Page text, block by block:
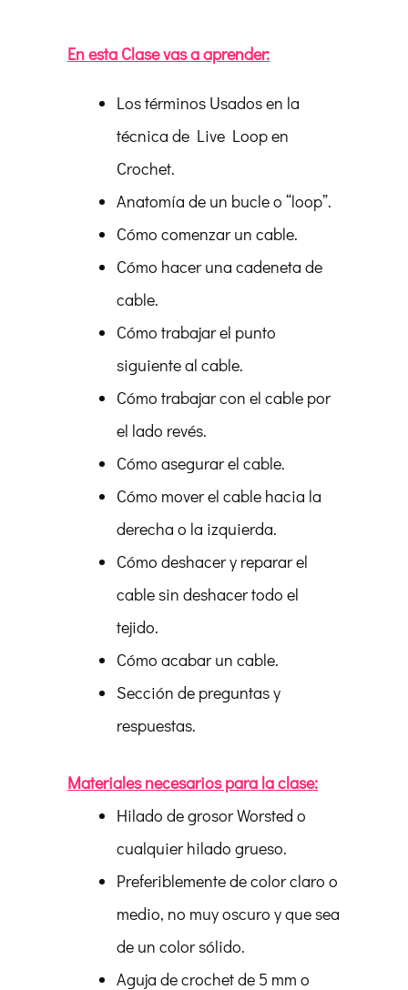
En esta Clase vas a aprender:
Los términos Usados en la
técnica de Live Loop en
Crochet.
Anatomía de un bucle o “loop”.
Cómo comenzar un cable.
Cómo hacer una cadeneta de
cable.
Cómo trabajar el punto
siguiente al cable.
Cómo trabajar con el cable por
el lado revés.
Cómo asegurar el cable.
Cómo mover el cable hacia la
derecha o la izquierda.
Cómo deshacer y reparar el
cable sin deshacer todo el
tejido.
Cómo acabar un cable.
Sección de preguntas y
respuestas.
Materiales necesarios para la clase:
Hilado de grosor Worsted o
cualquier hilado grueso.
Preferiblemente de color claro o
medio, no muy oscuro y que sea
de un color sólido.
Aguja de crochet de 5 mm o